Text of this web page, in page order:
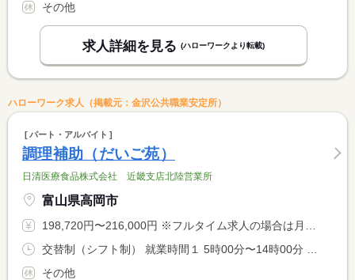
その他
求人詳細を見る (ハローワークより転載)
ハローワーク求人（掲載元：金沢公共職業安定所）
パート・アルバイト
調理補助（だいご苑）
日清医療食品株式会社 近畿支店北陸営業所
富山県高岡市
198,720円〜216,000円 ※フルタイム求人の場合は月額（換算額）、パート求人の場合は時間額を表示しています。
その他